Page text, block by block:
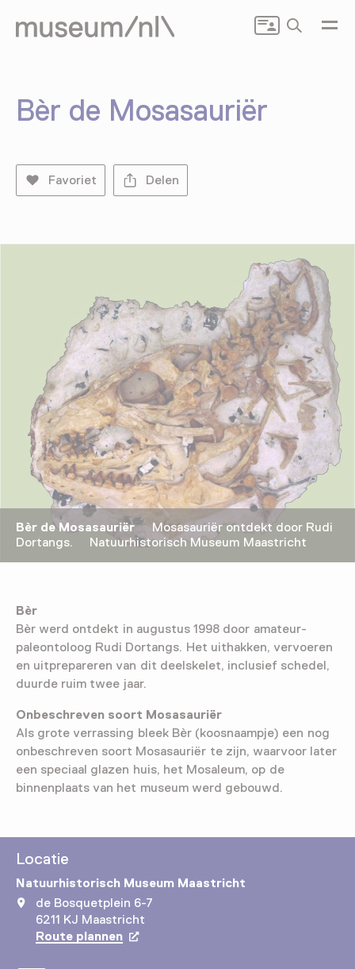
Zoeken
Bèr de Mosasauriër
Favoriet Delen
Bèr de MosasauriërMosasauriër ontdekt door Rudi
Dortangs. Natuurhistorisch Museum Maastricht
Bèr
Bèr werd ontdekt in augustus 1998 door amateur-
paleontoloog Rudi Dortangs. Het uithakken, vervoeren
en uitprepareren van dit deelskelet, inclusief schedel,
duurde ruim twee jaar.
Onbeschreven soort Mosasauriër
Als grote verrassing bleek Bèr (koosnaampje) een nog
onbeschreven soort Mosasauriër te zijn, waarvoor later
een speciaal glazen huis, het Mosaleum, op de
binnenplaats van het museum werd gebouwd.
Locatie
Natuurhistorisch Museum Maastricht
de Bosquetplein 6-7
6211 KJ Maastricht
Route plannen Opent in een nieuw tabblad